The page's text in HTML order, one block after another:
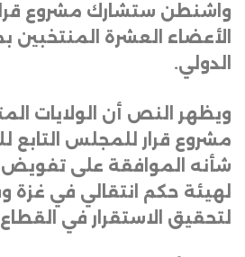
واشنطن ستشارك مشروع
الأعضاء العشرة
الدولي.
ويظهر النص أن الولايات
مشروع قرار للمجلس التابع
شأنه الموافقة على
لهيئة حكم انتقالي في غزة
لتحقيق الاستقرار في